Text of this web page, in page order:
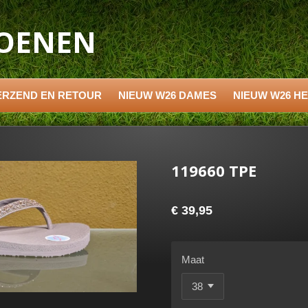
EN RETOUR NIEUW W26 DAMES NIEUW W26
119660 TPE
€ 39,95
Maat